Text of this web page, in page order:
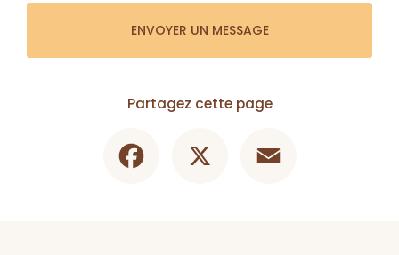
ENVOYER UN MESSAGE
Partagez cette page